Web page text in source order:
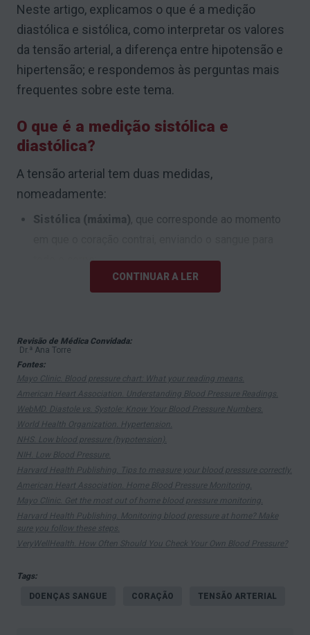
Neste artigo, explicamos o que é a medição
diastólica e sistólica, como interpretar os valores
da tensão arterial, a diferença entre hipotensão e
hipertensão; e respondemos às perguntas mais
frequentes sobre este tema.
O que é a medição sistólica e
diastólica?
A tensão arterial tem duas medidas,
nomeadamente:
Sistólica (máxima), que corresponde ao momento
todo o corpo;
Diastólica (mínima) , que ocorre quando o coração
ambientais que podem provocar o aumento
excessivo da pressão sanguínea, fazendo
aumentar a pressão arterial. Quando essa pressão
se encontra elevada de forma crónica, estamos
perante um caso de hipertensão arterial.
Num estado saudável, o sangue flui com
facilidade pelo interior das células, sem
obstáculos no seu trajeto.
Se o sangue estiver sob pressão (tensão alta), o
coração é obrigado a um maior esforço, o que
desta aumentem (hipertrofia).
Inicialmente, isso não representa um problema.
CONTINUAR A LER
Revisão de Médica Convidada:
Dr.ª Ana Torre
Fontes:
Mayo Clinic. Blood pressure chart: What your reading means.
American Heart Association. Understanding Blood Pressure Readings.
WebMD. Diastole vs. Systole: Know Your Blood Pressure Numbers.
World Health Organization. Hypertension.
NHS. Low blood pressure (hypotension).
NIH. Low Blood Pressure.
Harvard Health Publishing. Tips to measure your blood pressure correctly.
American Heart Association. Home Blood Pressure Monitoring.
Mayo Clinic. Get the most out of home blood pressure monitoring.
Harvard Health Publishing. Monitoring blood pressure at home? Make
sure you follow these steps.
VeryWellHealth. How Often Should You Check Your Own Blood Pressure?
Tags:
DOENÇAS SANGUE CORAÇÃO TENSÃO ARTERIAL